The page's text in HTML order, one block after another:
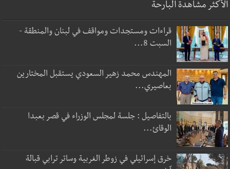
الأكثر مشاهدة البارحة
قراءات ومستجدات ومواقف في لبنان والمنطقة -
السبت 8...
المهندس محمد زهير السعودي يستقبل المختارين
بعاصيري...
بالتفاصيل : جلسة لمجلس الوزراء في قصر بعبدا
الوقائ...
خرق إسرائيلي في زوطر الغربية وساتر ترابي قبالة